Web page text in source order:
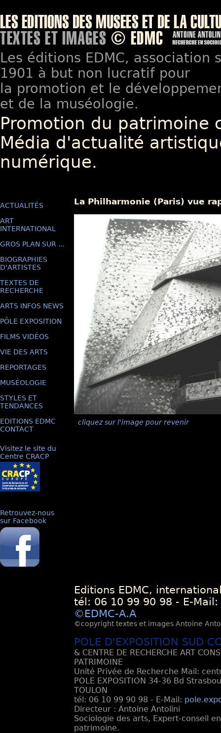
Les éditions EDMC, association
1901 à but non lucratif pour
la promotion et le
et de la muséologie.
Promotion du patrimoine
Média d'actualité
numérique.
ACTUALITÉS
ART
INTERNATIONAL
GROS PLAN SUR ...
BIOGRAPHIES
D'ARTISTES
TEXTES DE
RECHERCHE
ARTS INFOS NEWS
PÔLE EXPOSITION
FILMS VIDÉOS
VIE DES ARTS
REPORTAGES
MUSÉOLOGIE
STYLES ET
TENDANCES
EDITIONS EDMC
CONTACT
Visitez le site du
Centre CRACP
Retrouvez-nous
sur Facebook
La Philharmonie (Paris) vue
cliquez sur l'image pour revenir
Editions EDMC,
tél: 06 10 99 90 98 - E-Mail:
©EDMC-A.A
©copyright textes et images Antoine
POLE D'EXPOSITION SUD
& CENTRE DE RECHERCHE ART
PATRIMOINE
Unité Privée de Recherche Mail:
POLE EXPOSITION 34-36 Bd
TOULON
tél: 06 10 99 90 98 - E-Mail:
Directeur : Antoine Antolini
Sociologie des arts, Expert-conseil
patrimoine.